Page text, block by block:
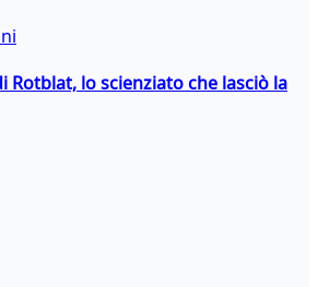
Rotblat, lo scienziato che lasciò la